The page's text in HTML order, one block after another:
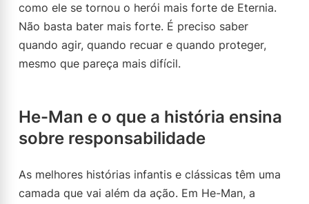
como ele se tornou o herói mais forte de Eternia.
Não basta bater mais forte. É preciso saber
quando agir, quando recuar e quando proteger,
mesmo que pareça mais difícil.
He-Man e o que a história ensina
sobre responsabilidade
As melhores histórias infantis e clássicas têm uma
camada que vai além da ação. Em He-Man, a